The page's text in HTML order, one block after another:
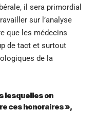
il sera primordial
sur l’analyse
que les médecins
de tact et surtout
de la
lesquelles on
ces honoraires »,